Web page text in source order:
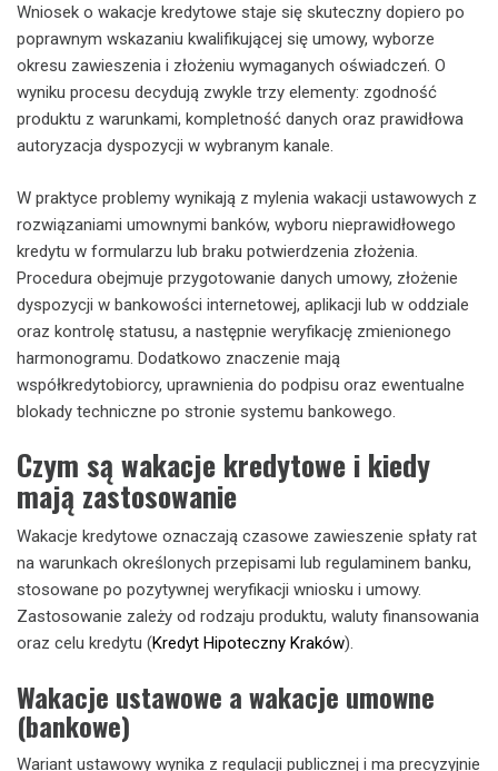
Wniosek o wakacje kredytowe staje się skuteczny dopiero po
poprawnym wskazaniu kwalifikującej się umowy, wyborze
okresu zawieszenia i złożeniu wymaganych oświadczeń. O
wyniku procesu decydują zwykle trzy elementy: zgodność
produktu z warunkami, kompletność danych oraz prawidłowa
autoryzacja dyspozycji w wybranym kanale.
W praktyce problemy wynikają z mylenia wakacji ustawowych z
rozwiązaniami umownymi banków, wyboru nieprawidłowego
kredytu w formularzu lub braku potwierdzenia złożenia.
Procedura obejmuje przygotowanie danych umowy, złożenie
dyspozycji w bankowości internetowej, aplikacji lub w oddziale
oraz kontrolę statusu, a następnie weryfikację zmienionego
harmonogramu. Dodatkowo znaczenie mają
współkredytobiorcy, uprawnienia do podpisu oraz ewentualne
blokady techniczne po stronie systemu bankowego.
Czym są wakacje kredytowe i kiedy
mają zastosowanie
Wakacje kredytowe oznaczają czasowe zawieszenie spłaty rat
na warunkach określonych przepisami lub regulaminem banku,
stosowane po pozytywnej weryfikacji wniosku i umowy.
Zastosowanie zależy od rodzaju produktu, waluty finansowania
oraz celu kredytu (Kredyt Hipoteczny Kraków).
Wakacje ustawowe a wakacje umowne
(bankowe)
Wariant ustawowy wynika z regulacji publicznej i ma precyzyjnie